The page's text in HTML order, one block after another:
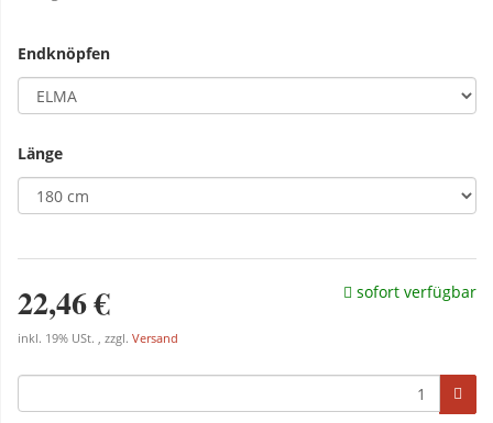
Endknöpfen
Länge
22,46 €
inkl. 19% USt. , zzgl. Versand
sofort verfügbar